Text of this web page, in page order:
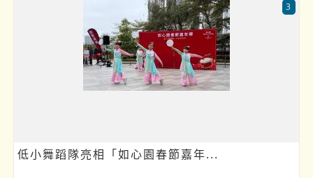
低小舞蹈隊亮相「如心園春節嘉年...
3